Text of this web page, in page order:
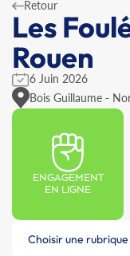
Retour
Les
Rouen
6 Juin 2026
Bois Guillaume -
ENGAGEMENT
EN LIGNE
Choisir une rubrique